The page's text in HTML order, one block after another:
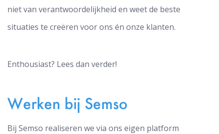
niet van verantwoordelijkheid en weet de beste
situaties te creëren voor ons én onze klanten.
Enthousiast? Lees dan verder!
Werken bij Semso
Bij Semso realiseren we via ons eigen platform